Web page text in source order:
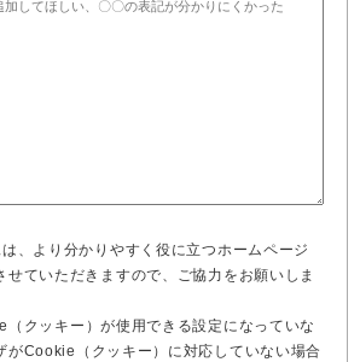
、より分かりやすく役に立つホームページ
せていただきますので、ご協力をお願いしま
クッキー）が使用できる設定になっていな
がCookie（クッキー）に対応していない場合